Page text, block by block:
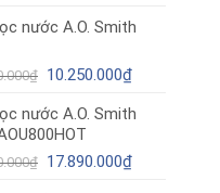
là:
tại
10.490.000₫.
nước A.O. Smith
₫ Giá
là:
12.750.000₫.
10.250.000₫Giá
tại
10.250.000₫.
nước A.O. Smith
₫ Giá
17.890.000₫Giá